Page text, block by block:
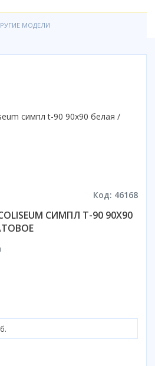
кабины
МОДЕЛИ
Код: 46168
СИМПЛ T-90 90X90